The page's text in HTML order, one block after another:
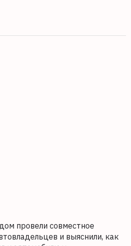
провели совместное
и выяснили, как